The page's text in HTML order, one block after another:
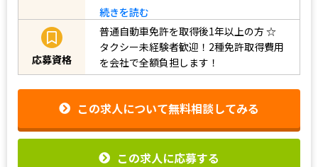
続きを読む
応募資格
普通自動車免許を取得後1年以上の方☆
タクシー未経験者歓迎！2種免許取得費用
を会社で全額負担します！
この求人について無料相談してみる
この求人に応募する